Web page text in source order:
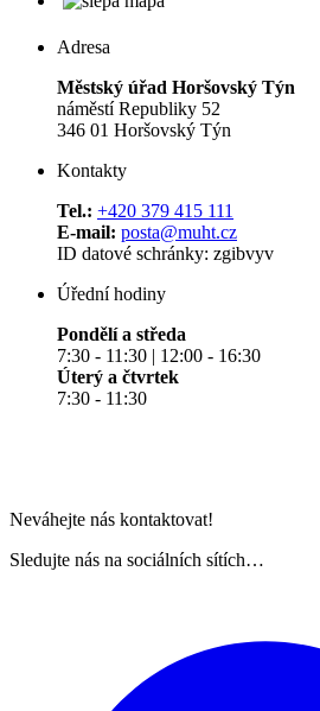
Adresa
Městský úřad Horšovský Týn
náměstí Republiky 52
346 01 Horšovský Týn
Kontakty
Tel.: +420 379 415 111
E-mail: posta@muht.cz
ID datové schránky: zgibvyv
Úřední hodiny
Pondělí a středa
7:30 - 11:30 | 12:00 - 16:30
Úterý a čtvrtek
7:30 - 11:30
Neváhejte nás kontaktovat!
Sledujte nás na sociálních sítích…